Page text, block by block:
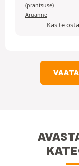
(prantsuse)
Aruanne
Kas te